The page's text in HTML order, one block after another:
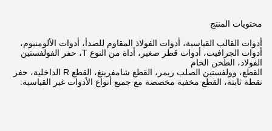
محتويات المنتج
أدوات القالب القياسية، أدوات الفولاذ المقاوم للصدأ، أدوات الألومنيوم،
أدوات الجرافيت، أدوات قطر صغير، أداة من النوع T، حفر الفولفستين
الفولاذ، الطحن الخام
القطع، وولفستين الصلب ريمر، القطع شامفرينغ، القطع R الداخلية، حفر
نقطة ثابتة، القطع مخفية مخصصة مع جميع أنواع الأدوات غير القياسية.